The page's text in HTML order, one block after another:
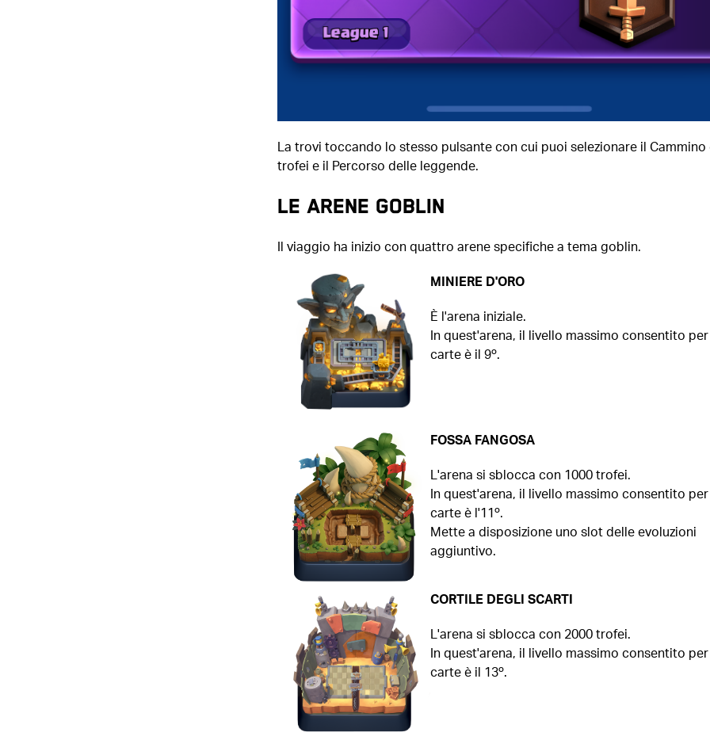
La trovi toccando lo stesso pulsante con cui puoi selezionare il Cammino
trofei e il Percorso delle leggende.
LE ARENE GOBLIN
Il viaggio ha inizio con quattro arene specifiche a tema goblin.
MINIERE D'ORO
È l'arena iniziale.
In quest'arena, il livello massimo consentito
carte è il 9º.
FOSSA FANGOSA
L'arena si sblocca con 1000 trofei.
In quest'arena, il livello massimo consentito
carte è l'11º.
Mette a disposizione uno slot delle evoluzioni
aggiuntivo.
CORTILE DEGLI SCARTI
L'arena si sblocca con 2000 trofei.
In quest'arena, il livello massimo consentito
carte è il 13º.